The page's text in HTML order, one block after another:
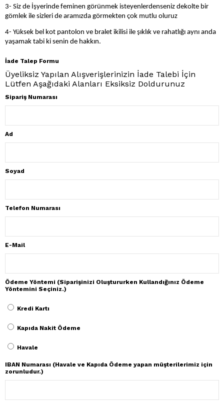
3- Siz de İşyerinde feminen görünmek isteyenlerdenseniz dekolte bir
gömlek ile sizleri de aramızda görmekten çok mutlu oluruz
4- Yüksek bel kot pantolon ve bralet ikilisi ile şıklık ve rahatlığı aynı anda
yaşamak tabi ki senin de hakkın.
İade Talep Formu
Üyeliksiz Yapılan Alışverişlerinizin İade Talebi İçin
Lütfen Aşağıdaki Alanları Eksiksiz Doldurunuz
Sipariş Numarası
Ad
Soyad
Telefon Numarası
E-Mail
Ödeme Yöntemi (Siparişinizi Oluştururken Kullandığınız Ödeme
Yöntemini Seçiniz.)
Kredi Kartı
Kapıda Nakit Ödeme
Havale
IBAN Numarası (Havale ve Kapıda Ödeme yapan müşterilerimiz için
zorunludur.)